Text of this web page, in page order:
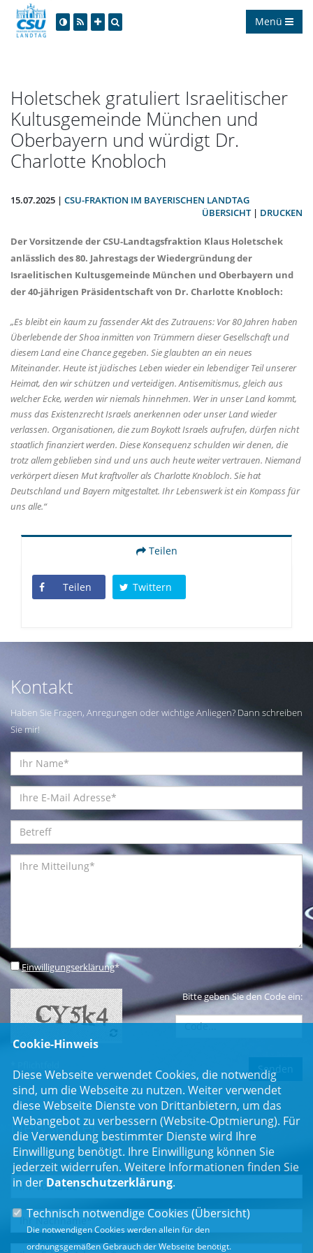
Menü
Holetschek gratuliert Israelitischer
Kultusgemeinde München und
Oberbayern und würdigt Dr.
Charlotte Knobloch
15.07.2025 | CSU-FRAKTION IM BAYERISCHEN LANDTAG
ÜBERSICHT| DRUCKEN
Der Vorsitzende der CSU-Landtagsfraktion Klaus Holetschek
anlässlich des 80. Jahrestags der Wiedergründung der
Israelitischen Kultusgemeinde München und Oberbayern und
der 40-jährigen Präsidentschaft von Dr. Charlotte Knobloch:
Es bleibt ein kaum zu fassender Akt des Zutrauens: Vor 80 Jahren haben
Überlebende der Shoa inmitten von Trümmern dieser Gesellschaft und
diesem Land eine Chance gegeben. Sie glaubten an ein neues
Miteinander. Heute ist jüdisches Leben wieder ein lebendiger Teil unserer
Heimat, den wir schützen und verteidigen. Antisemitismus, gleich aus
welcher Ecke, werden wir niemals hinnehmen. Wer in unser Land kommt,
muss das Existenzrecht Israels anerkennen oder unser Land wieder
verlassen. Organisationen, die zum Boykott Israels aufrufen, dürfen nicht
staatlich finanziert werden. Diese Konsequenz schulden wir denen, die
trotz allem geblieben sind und uns auch heute weiter vertrauen. Niemand
verkörpert diesen Mut kraftvoller als Charlotte Knobloch. Sie hat
Deutschland und Bayern mitgestaltet. Ihr Lebenswerk ist ein Kompass für
uns alle.“
Teilen
Teilen Twittern
Kontakt
Haben Sie Fragen, Anregungen oder wichtige Anliegen? Dann schreiben
Sie mir!
Einwilligungserklärung*
Bitte geben Sie den Code ein:
Newsletter
Erhalten Sie Neuigkeiten aus dem Landtag und der Region.
Cookie-Hinweis
Diese Webseite verwendet Cookies, die notwendig
sind, um die Webseite zu nutzen. Weiter verwendet
diese Webseite Dienste von Drittanbietern, um das
Webangebot zu verbessern (Website-Optmierung). Für
die Verwendung bestimmter Dienste wird Ihre
Einwilligung benötigt. Ihre Einwilligung können Sie
jederzeit widerrufen. Weitere Informationen finden Sie
in der Datenschutzerklärung.
Technisch notwendige Cookies (Übersicht)
Die notwendigen Cookies werden allein für den
ordnungsgemäßen Gebrauch der Webseite benötigt.